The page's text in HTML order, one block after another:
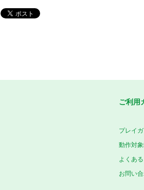
ご利用
プレイ
動作対
よくあ
お問い